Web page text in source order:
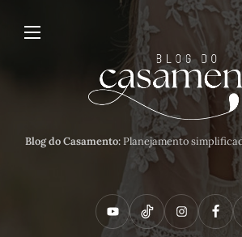
Blog do Casamento:Planejamento
Y
T
I
F